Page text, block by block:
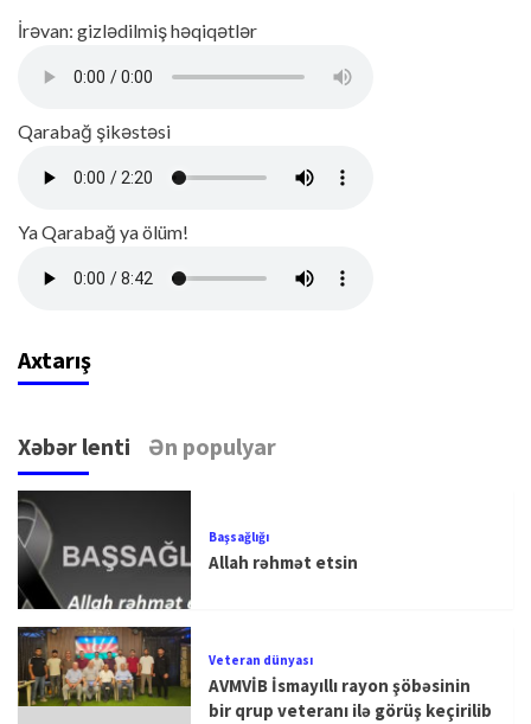
İrəvan: gizlədilmiş həqiqətlər
Qarabağ şikəstəsi
Ya Qarabağ ya ölüm!
Axtarış
Xəbər lenti Ən populyar
Başsağlığı
Allah rəhmət etsin
Veteran dünyası
AVMVİB İsmayıllı rayon şöbəsinin
bir qrup veteranı ilə görüş keçirilib